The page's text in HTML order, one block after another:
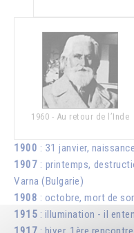
1960 - Au retour de l’Inde
1900 : 31 janvier, naissance
1907 : printemps,
Varna (Bulgarie)
1908 : octobre, mort de
1915 : illumination - il